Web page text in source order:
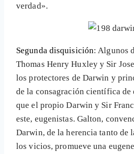
verdad».
Segunda disquisición: Algunos
Thomas Henry Huxley y Sir
los protectores de Darwin y
de la consagración científica de
que el propio Darwin y Sir
este, eugenistas. Galton,
Darwin, de la herencia tanto de
los vicios, promueve una